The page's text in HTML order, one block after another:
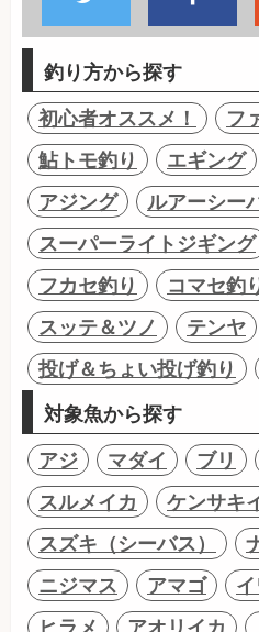
釣り方から探す
初心者オススメ！
フ
鮎トモ釣り
エギング
アジング
ルアーシー
スーパーライトジギング
フカセ釣り
コマセ釣
スッテ＆ツノ
テンヤ
投げ＆ちょい投げ釣り
対象魚から探す
アジ
マダイ ブリ
スルメイカ
ケンサキ
スズキ（シーバス）
ニジマス
アマゴ
ヒラメ
アオリイカ